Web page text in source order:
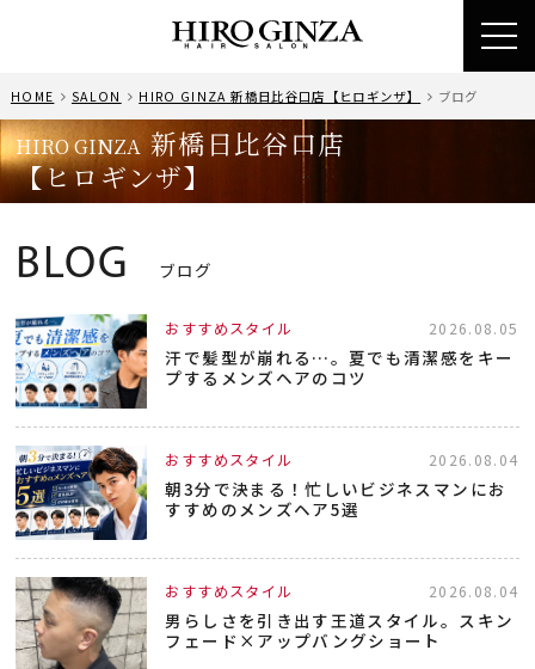
HOME SALON HIRO GINZA 新橋日比谷口店【ヒロギンザ】 ブログ
HIRO GINZA 新橋日比谷口店
【ヒロギンザ】
BLOG ブログ
おすすめスタイル 2026.08.05
汗で髪型が崩れる…。夏でも清潔感をキー
プするメンズヘアのコツ
おすすめスタイル 2026.08.04
朝3分で決まる！忙しいビジネスマンにお
すすめのメンズヘア5選
おすすめスタイル 2026.08.04
男らしさを引き出す王道スタイル。スキン
フェード×アップバングショート